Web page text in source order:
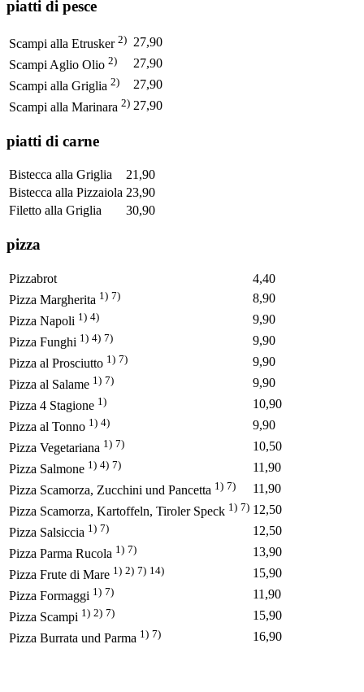
piatti di pesce
Scampi alla Etrusker 2) 27,90
Scampi Aglio Olio 2)
27,90
Scampi alla Griglia 2)
27,90
Scampi alla Marinara 2) 27,90
piatti di carne
Bistecca alla Griglia
21,90
Bistecca alla Pizzaiola 23,90
Filetto alla Griglia
30,90
pizza
Pizzabrot
4,40
Pizza Margherita 1) 7)
8,90
Pizza Napoli 1) 4)
9,90
Pizza Funghi 1) 4) 7)
9,90
Pizza al Prosciutto 1) 7)
9,90
Pizza al Salame 1) 7)
9,90
Pizza 4 Stagione 1)
10,90
Pizza al Tonno 1) 4)
9,90
Pizza Vegetariana 1) 7)
10,50
Pizza Salmone 1) 4) 7)
11,90
Pizza Scamorza, Zucchini und Pancetta 1) 7)
11,90
Pizza Scamorza, Kartoffeln, Tiroler Speck 1) 7) 12,50
Pizza Salsiccia 1) 7)
12,50
Pizza Parma Rucola 1) 7)
13,90
Pizza Frute di Mare 1) 2) 7) 14)
15,90
Pizza Formaggi 1) 7)
11,90
Pizza Scampi 1) 2) 7)
15,90
Pizza Burrata und Parma 1) 7) 16,90